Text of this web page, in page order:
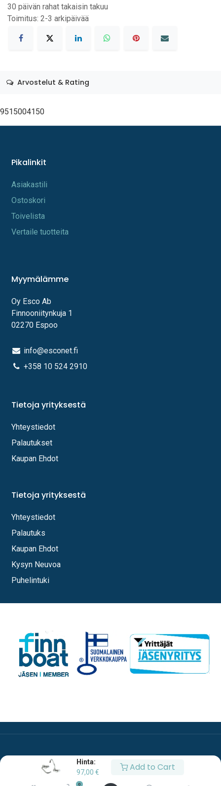
Hinta:
97,00 € Add to Cart
0
30 päivän rahat takaisin takuu
Toimitus: 2-3 arkipäivää
Arvostelut & Rating
9515004150
Pikalinkit
A​s​iakastili
Os​toskori
Toi​velista
Vertaile tuotteita
Myymälämme
Oy Esco Ab
Finnooniitynkuja 1
02270 Espoo
info@esconet.fi
+358 10 524 2910
Tietoja yrityksestä
Yhteystiedot
Palautukset
Kaupan Ehdot
Tietoja yrityksestä
Yhteystiedot
Palautuks
Kaupan Ehdot
Kysyn Neuvoa
Puhelintuki